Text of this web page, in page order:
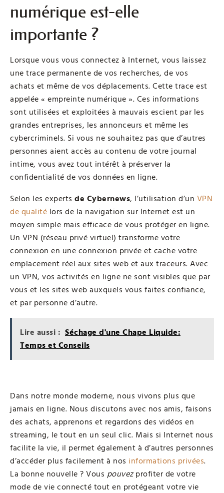
numérique est-elle
importante ?
Lorsque vous vous connectez à Internet, vous laissez
une trace permanente de vos recherches, de vos
achats et même de vos déplacements. Cette trace est
appelée « empreinte numérique ». Ces informations
sont utilisées et exploitées à mauvais escient par les
grandes entreprises, les annonceurs et même les
cybercriminels. Si vous ne souhaitez pas que d’autres
personnes aient accès au contenu de votre journal
intime, vous avez tout intérêt à préserver la
confidentialité de vos données en ligne.
Selon les experts de Cybernews, l’utilisation d’un VPN
de qualité lors de la navigation sur Internet est un
moyen simple mais efficace de vous protéger en ligne.
Un VPN (réseau privé virtuel) transforme votre
connexion en une connexion privée et cache votre
emplacement réel aux sites web et aux traceurs. Avec
un VPN, vos activités en ligne ne sont visibles que par
vous et les sites web auxquels vous faites confiance,
et par personne d’autre.
Lire aussi : Séchage d'une Chape Liquide:
Temps et Conseils
Dans notre monde moderne, nous vivons plus que
jamais en ligne. Nous discutons avec nos amis, faisons
des achats, apprenons et regardons des vidéos en
streaming, le tout en un seul clic. Mais si Internet nous
facilite la vie, il permet également à d’autres personnes
d’accéder plus facilement à nos informations privées.
La bonne nouvelle ? Vous pouvezprofiter de votre
mode de vie connecté tout en protégeant votre vie